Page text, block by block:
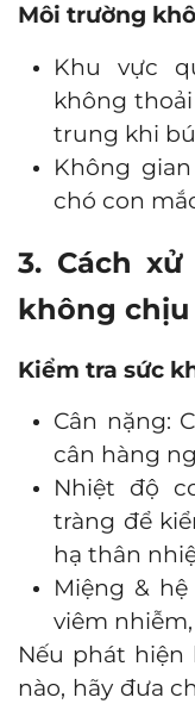
Môi trường
Khu vực
không
trung khi
Không
chó con
3. Cách
không chịu
Kiểm tra sức
Cân nặng:
cân hàng
Nhiệt độ
tràng để
hạ thân
Miệng &
viêm
Nếu phát
nào, hãy đưa